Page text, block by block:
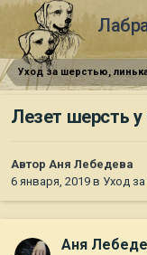
Уход за шерстью,
Лезет шерсть
Автор Аня Лебедева
6 января, 2019 в Уход
Аня